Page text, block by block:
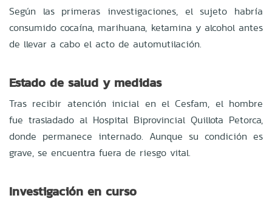
Según las primeras investigaciones, el sujeto habría
consumido cocaína, marihuana, ketamina y alcohol antes
de llevar a cabo el acto de automutilación.
Estado de salud y medidas
Tras recibir atención inicial en el Cesfam, el hombre
fue trasladado al Hospital Biprovincial Quillota Petorca,
donde permanece internado. Aunque su condición es
grave, se encuentra fuera de riesgo vital.
Investigación en curso